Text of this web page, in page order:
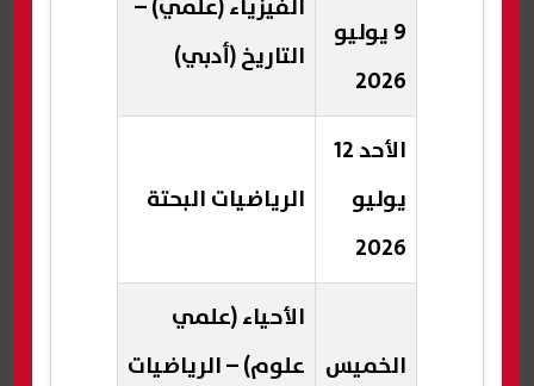
9 يوليو
2026
الفيزياء (علمي) –
التاريخ (أدبي)
الأحد 12
يوليو
2026
الرياضيات البحتة
الخميس
الأحياء (علمي
علوم) – الرياضيات